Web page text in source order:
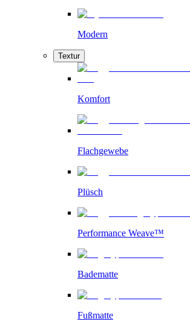
Modern
Textur
Komfort
Flachgewebe
Plüsch
Performance Weave™
Badematte
Fußmatte